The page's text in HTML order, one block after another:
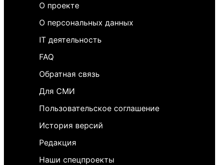
О проекте
О персональных данных
IT деятельность
FAQ
Обратная связь
Для СМИ
Пользовательское соглашение
История версий
Редакция
Наши спецпроекты